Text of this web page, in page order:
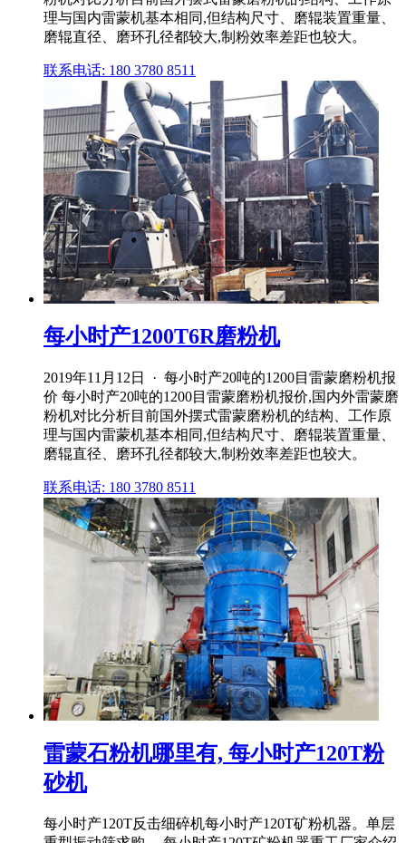
理与国内雷蒙机基本相同,但结构尺寸、磨辊装置重量、
磨辊直径、磨环孔径都较大,制粉效率差距也较大。
联系电话: 180 3780 8511
每小时产1200T6R磨粉机
2019年11月12日 · 每小时产20吨的1200目雷蒙磨粉机报
价 每小时产20吨的1200目雷蒙磨粉机报价,国内外雷蒙磨
粉机对比分析目前国外摆式雷蒙磨粉机的结构、工作原
理与国内雷蒙机基本相同,但结构尺寸、磨辊装置重量、
磨辊直径、磨环孔径都较大,制粉效率差距也较大。
联系电话: 180 3780 8511
雷蒙石粉机哪里有, 每小时产120T粉
砂机
每小时产120T反击细碎机每小时产120T矿粉机器。单层